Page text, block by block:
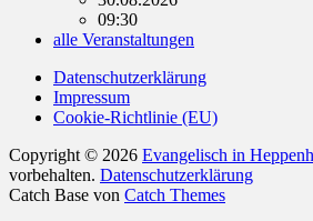
09:30
alle Veranstaltungen
Datenschutzerklärung
Impressum
Cookie-Richtlinie (EU)
Copyright © 2026 Evangelisch in
vorbehalten. Datenschutzerklärung
Catch Base von Catch Themes